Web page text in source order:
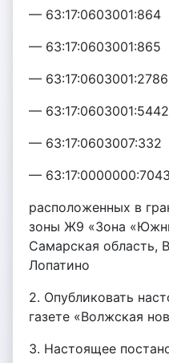
— 63:17:0603001:864
— 63:17:0603001:865
— 63:17:0603001:2786
— 63:17:0603001:5442
— 63:17:0603007:332
— 63:17:0000000:7043
расположенных в
зоны Ж9 «Зона
Самарская область,
Лопатино
2. Опубликовать
газете «Волжская
3. Настоящее